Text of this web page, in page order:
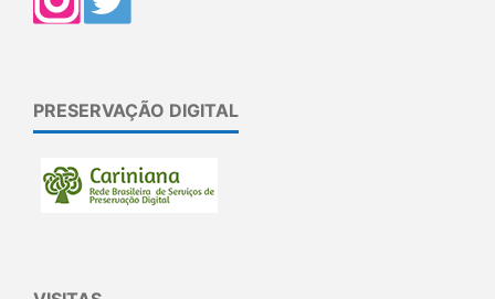
PRESERVAÇÃO DIGITAL